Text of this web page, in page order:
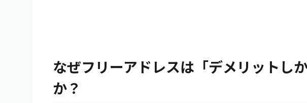
なぜフリーアドレスは「デメリットし
か？